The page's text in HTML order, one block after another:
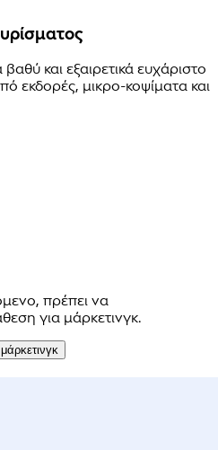
και εξαιρετικά ευχάριστο
εκδορές, μικρο-κοψίματα και
πρέπει να
για μάρκετινγκ.